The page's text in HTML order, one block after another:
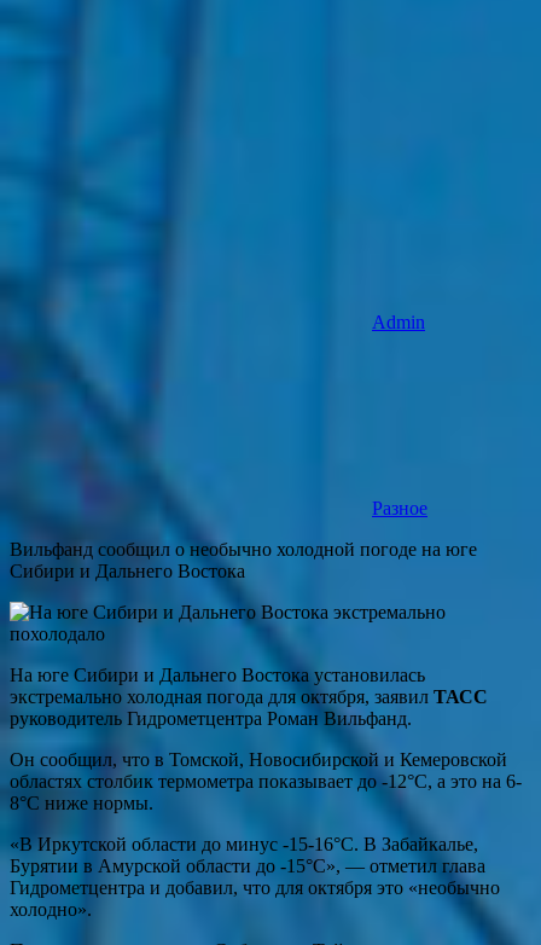
Admin
Разное
Вильфанд сообщил о необычно холодной погоде на юге
Сибири и Дальнего Востока
На юге Сибири и Дальнего Востока установилась
экстремально холодная погода для октября, заявил ТАСС
руководитель Гидрометцентра Роман Вильфанд.
Он сообщил, что в Томской, Новосибирской и Кемеровской
областях столбик термометра показывает до -12°C, а это на 6-
8°C ниже нормы.
«В Иркутской области до минус -15-16°C. В Забайкалье,
Бурятии в Амурской области до -15°C», — отметил глава
Гидрометцентра и добавил, что для октября это «необычно
холодно».